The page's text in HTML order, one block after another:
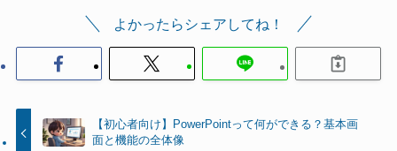
よかったらシェアしてね！
【初心者向け】PowerPointって何ができる？基本画
面と機能の全体像